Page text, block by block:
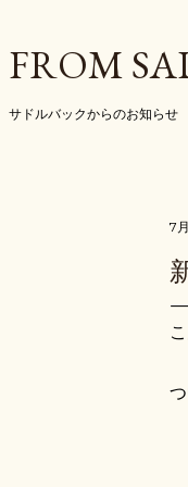
FROM
サドルバックからのお知らせ
7